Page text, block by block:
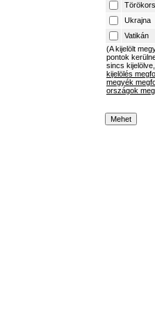
Ukrajna
Vatikán
(A kijelölt
pontok
sincs
kijelölés
megyék
országok